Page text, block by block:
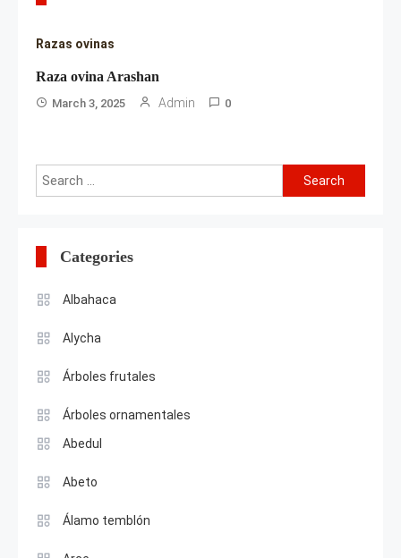
Razas ovinas
Raza ovina Arashan
March 3, 2025 Admin 0
Search
for:
Categories
Albahaca
Alycha
Árboles frutales
Árboles ornamentales
Abedul
Abeto
Álamo temblón